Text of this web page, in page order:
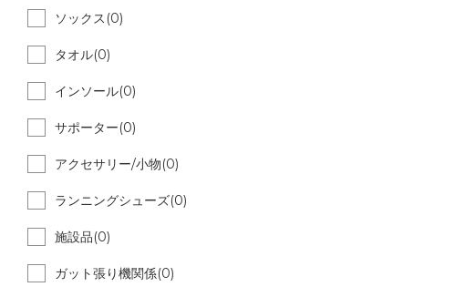
ソックス(0)
タオル(0)
インソール(0)
サポーター(0)
アクセサリー/小物(0)
ランニングシューズ(0)
施設品(0)
ガット張り機関係(0)